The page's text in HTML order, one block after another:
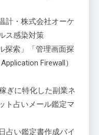
計・株式会社オーケ
ス感染対策
探索」「管理画面探
Firewall）
ぎに特化した副業ネ
ト占いメール鑑定マ
占い鑑定書作成バイ